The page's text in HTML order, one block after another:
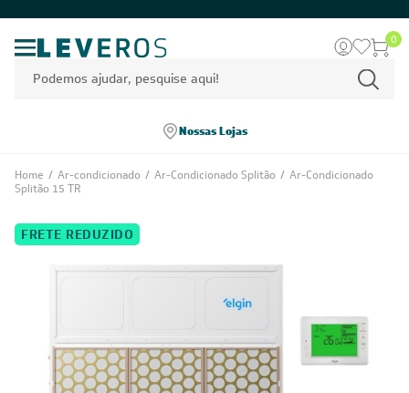
0
Nossas Lojas
Home / Ar-condicionado / Ar-Condicionado Splitão / Ar-Condicionado
Splitão 15 TR
FRETE REDUZIDO